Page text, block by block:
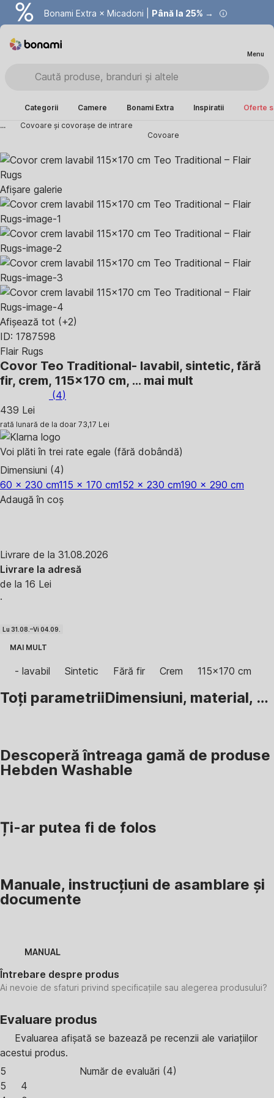
Bonami Extra × Micadoni | Până la 25% →
Summer Sale | Economisești până la 40% →
Menu
Categorii Camere Bonami Extra Inspiratii
Oferte
...
Covoare și covorașe de intrare
Covoare
Afișare galerie
Afișează tot (+2)
ID: 1787598
Flair Rugs
Covor Teo Traditional- lavabil, sintetic, fără
fir, crem, 115x170 cm, … mai mult
(4)
439 Lei
rată lunară de la doar 73,17 Lei
Voi plăti în trei rate egale (fără dobândă)
Dimensiuni (4)
60 x 230 cm115 x 170 cm152 x 230 cm190 x 290 cm
Adaugă în coș
Livrare de la 31.08.2026
Livrare la adresă
de la 16 Lei
·
Lu 31.08.–Vi 04.09.
MAI MULT
- lavabil Sintetic Fără fir Crem 115x170 cm
Toți parametriiDimensiuni, material, …
Descoperă întreaga gamă de produse
Hebden Washable
Ți-ar putea fi de folos
Manuale, instrucțiuni de asamblare și
documente
MANUAL
Întrebare despre produs
Ai nevoie de sfaturi privind specificațiile sau alegerea produsului?
Evaluare produs
Evaluarea afișată se bazează pe recenzii ale variațiilor
acestui produs.
5
Număr de evaluări (4)
5
4